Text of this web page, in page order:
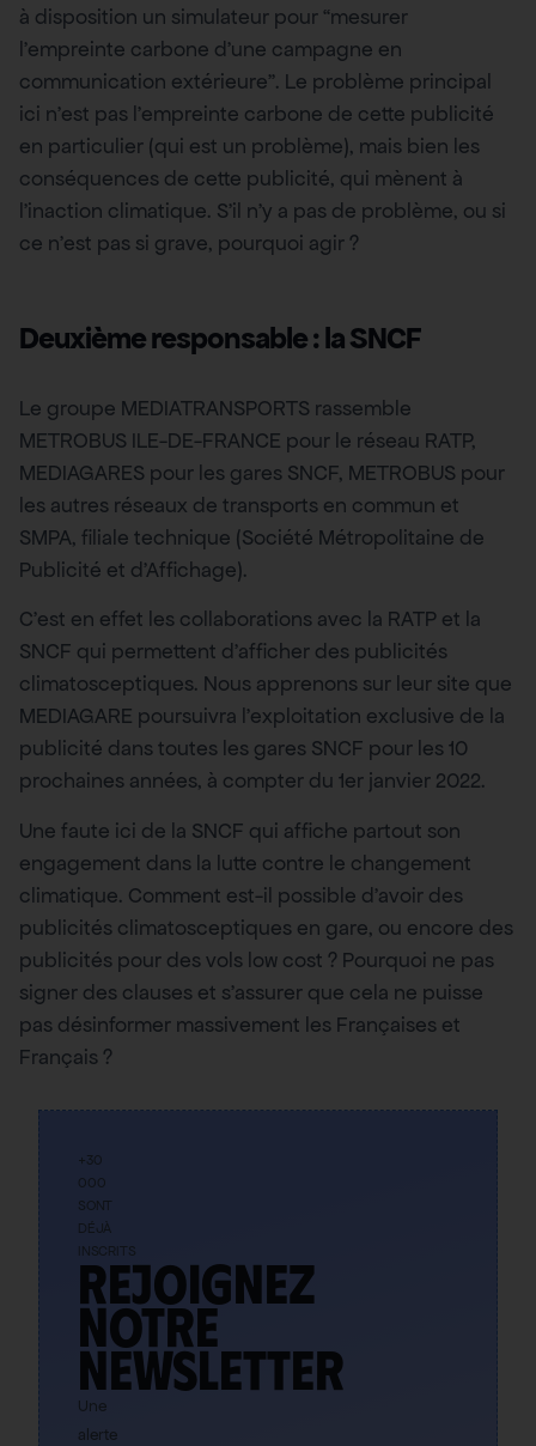
à disposition un simulateur pour “mesurer
l’empreinte carbone d’une campagne en
communication extérieure”. Le problème principal
ici n’est pas l’empreinte carbone de cette publicité
en particulier (qui est un problème), mais bien les
conséquences de cette publicité, qui mènent à
l’inaction climatique. S’il n’y a pas de problème, ou si
ce n’est pas si grave, pourquoi agir ?
Deuxième responsable : la SNCF
Le groupe MEDIATRANSPORTS rassemble
METROBUS ILE-DE-FRANCE pour le réseau RATP,
MEDIAGARES pour les gares SNCF, METROBUS pour
les autres réseaux de transports en commun et
SMPA, filiale technique (Société Métropolitaine de
Publicité et d’Affichage).
C’est en effet les collaborations avec la RATP et la
SNCF qui permettent d’afficher des publicités
climatosceptiques. Nous apprenons sur leur site que
MEDIAGARE poursuivra l’exploitation exclusive de la
publicité dans toutes les gares SNCF pour les 10
prochaines années, à compter du 1er janvier 2022.
Une faute ici de la SNCF qui affiche partout son
engagement dans la lutte contre le changement
climatique. Comment est-il possible d’avoir des
publicités climatosceptiques en gare, ou encore des
publicités pour des vols low cost ? Pourquoi ne pas
signer des clauses et s’assurer que cela ne puisse
pas désinformer massivement les Françaises et
Français ?
+30
000
SONT
DÉJÀ
INSCRITS
Rejoignez
notre
newsletter
Une
alerte